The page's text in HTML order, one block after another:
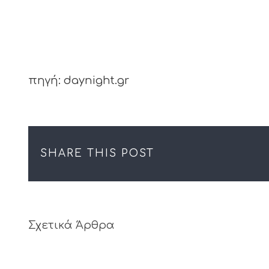
πηγή: daynight.gr
SHARE THIS POST
Σχετικά Άρθρα